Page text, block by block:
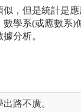
似，但是統計是
數學系(或應數系)
分析。
路不廣。